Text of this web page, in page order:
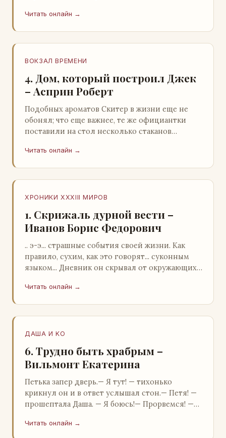
«кризис»…
Читать онлайн →
ВОКЗАЛ ВРЕМЕНИ
4. Дом, который построил Джек
– Асприн Роберт
Подобных ароматов Скитер в жизни еще не
обонял; что еще важнее, те же официантки
поставили на стол несколько стаканов
Скитер опрокин…
Читать онлайн →
ХРОНИКИ XXXIII МИРОВ
1. Скрижаль дурной вести –
Иванов Борис Федорович
.. э-э... страшные события своей жизни. Как
правило, сухим, как это говорят... суконным
языком... Дневник он скрывал от окружающих.
Читать онлайн →
ДАША И KO
6. Трудно быть храбрым –
Вильмонт Екатерина
Петька запер дверь.— Я тут! — тихонько
крикнул он и в ответ услышал стон.— Петя! —
прошептала Даша. — Я боюсь!— Прорвемся! —
…
Читать онлайн →